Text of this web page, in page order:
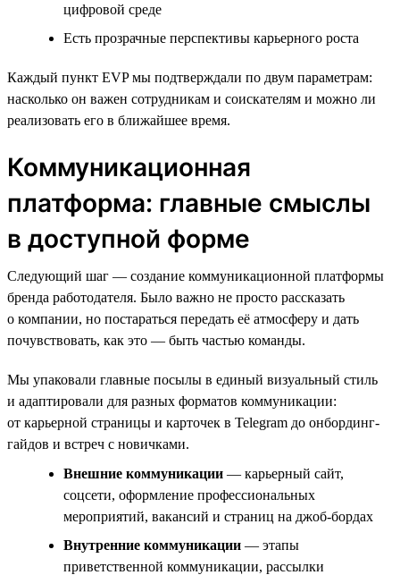
цифровой среде
Есть прозрачные перспективы карьерного роста
Каждый пункт EVP мы подтверждали по двум параметрам:
насколько он важен сотрудникам и соискателям и можно ли
реализовать его в ближайшее время.
Коммуникационная
платформа: главные смыслы
в доступной форме
Следующий шаг — создание коммуникационной платформы
бренда работодателя. Было важно не просто рассказать
о компании, но постараться передать её атмосферу и дать
почувствовать, как это — быть частью команды.
Мы упаковали главные посылы в единый визуальный стиль
и адаптировали для разных форматов коммуникации:
от карьерной страницы и карточек в Telegram до онбординг-
гайдов и встреч с новичками.
Внешние коммуникации — карьерный сайт,
соцсети, оформление профессиональных
мероприятий, вакансий и страниц на джоб-бордах
Внутренние коммуникации — этапы
приветственной коммуникации, рассылки